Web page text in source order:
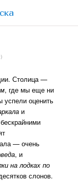
Столица —
, где мы еще ни
успели оценить
и
— очень
, и
на лодках по
слонов.